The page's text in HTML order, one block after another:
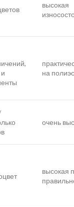
высокая
на
очень
высокая